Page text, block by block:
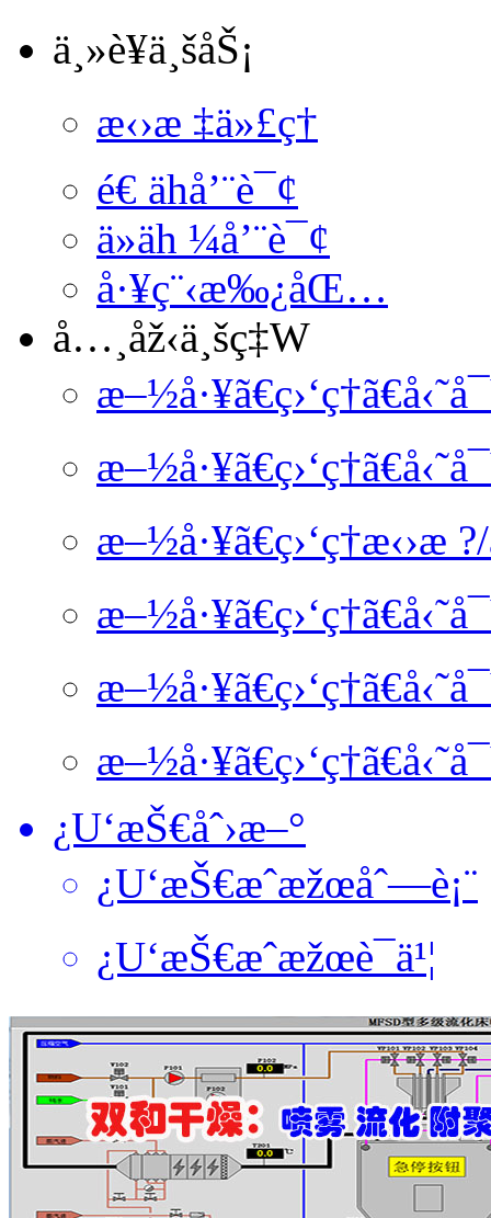
ä¸»è¥ä¸šåŠ¡
æ‹›æ ‡ä»£ç†
é€ ä­hå’¨è¯¢
ä»äh ¼å’¨è¯¢
å·¥ç¨‹æ‰¿åŒ…
å…¸åž‹ä¸šç‡W
æ–½å·¥ã€ç›‘ç†æ‹›æ
¿U‘æŠ€åˆ›æ–°
¿U‘æŠ€æˆæžœåˆ—è¡¨
¿U‘æŠ€æˆæžœè¯ä¹¦